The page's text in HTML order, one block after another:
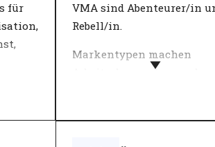
die
für
VMA sind Abenteurer/in
Rebell/in.
Markentypen machen
Arbeitgebermarken und
CompanyMatch
Charakterisierungen